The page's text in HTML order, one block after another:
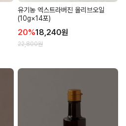
유기농 엑스트라버진 올리브오일
(10g×14포)
20%18,240원
22,800원